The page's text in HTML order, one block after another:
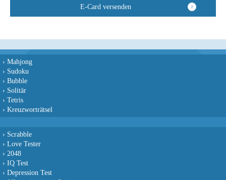
› Mahjong
› Sudoku
› Bubble
› Solitär
› Tetris
› Kreuzworträtsel
› Scrabble
› Love Tester
› 2048
› IQ Test
› Depression Test